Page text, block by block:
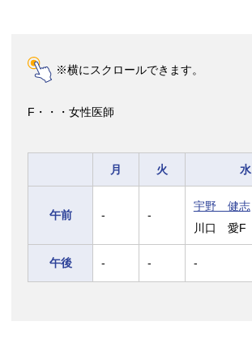
※横にスクロールできます。
F・・・女性医師
月 火 水
午前 - -
宇野 健志
川口 愛F
午後 - - -